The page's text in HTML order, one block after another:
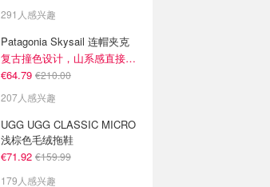
291人感兴趣
Patagonia Skysail 连帽夹克
复古撞色设计，山系感直接拉满
€64.79 €210.00
207人感兴趣
UGG UGG CLASSIC MICRO
浅棕色毛绒拖鞋
€71.92 €159.99
179人感兴趣